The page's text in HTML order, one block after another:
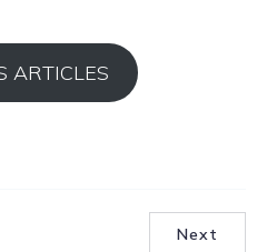
ARTICLES
Next